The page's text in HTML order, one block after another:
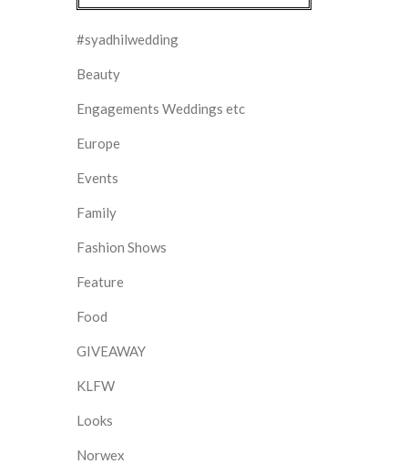
#syadhilwedding
Beauty
Engagements Weddings etc
Europe
Events
Family
Fashion Shows
Feature
Food
GIVEAWAY
KLFW
Looks
Norwex